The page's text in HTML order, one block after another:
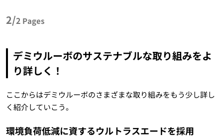
2/2 Pages
デミウルーボのサステナブルな取り組みをよ
り詳しく！
ここからはデミウルーボのさまざまな取り組みをもう少し詳し
く紹介していこう。
環境負荷低減に資するウルトラスエードを採用